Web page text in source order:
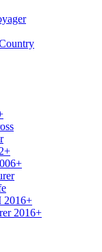
2016+
2016+